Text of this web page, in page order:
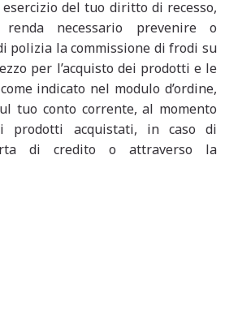
del tuo diritto di recesso,
necessario prevenire o
polizia la commissione di frodi su
per l’acquisto dei prodotti e le
indicato nel modulo d’ordine,
tuo conto corrente, al momento
prodotti acquistati, in caso di
di credito o attraverso la